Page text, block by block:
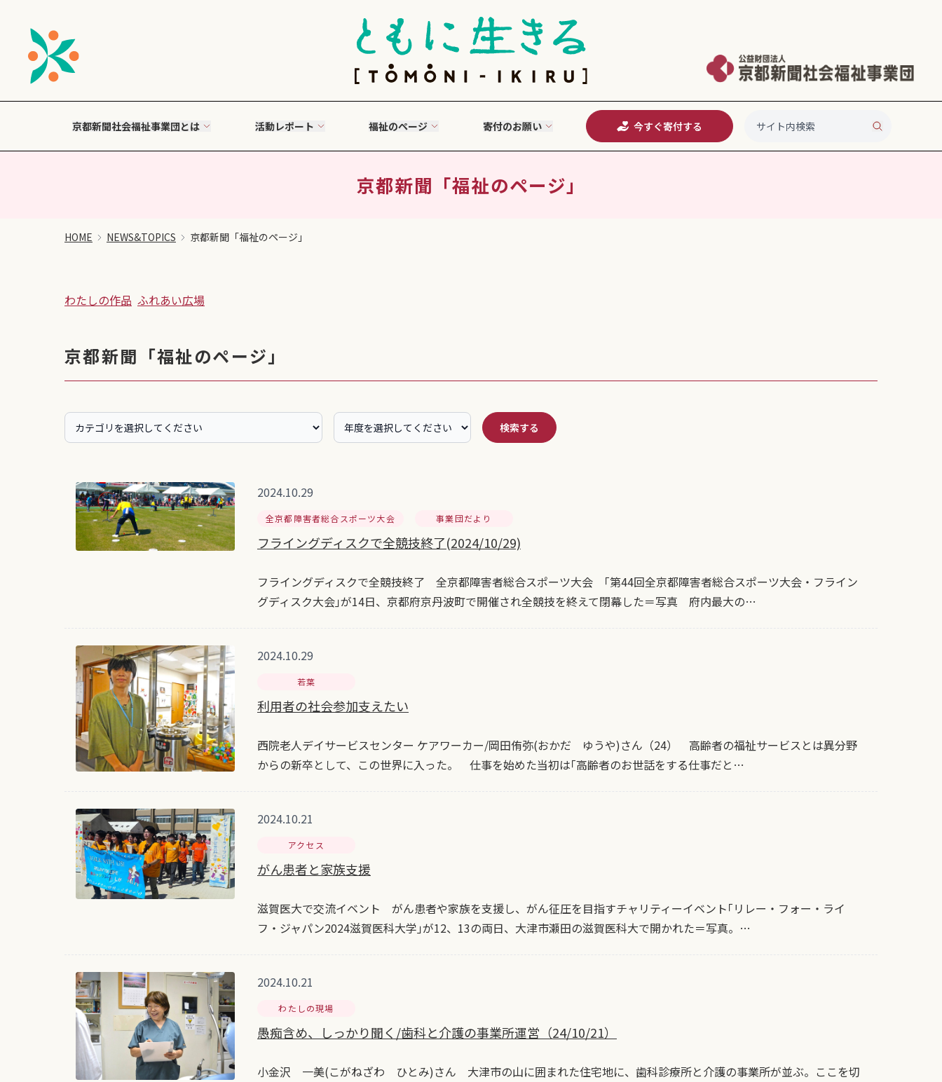
京都新聞社会福祉事業団とは 活動レポート 福祉のページ 寄付のお願い 今すぐ寄付する
京都新聞「福祉のページ」
HOME NEWS&TOPICS 京都新聞「福祉のページ」
わたしの作品 ふれあい広場
京都新聞「福祉のページ」
検索する
2024.10.29
全京都障害者総合スポーツ大会 事業団だより
フライングディスクで全競技終了(2024/10/29)
フライングディスクで全競技終了 全京都障害者総合スポーツ大会 ｢第44回全京都障害者総合スポーツ大会・フライン
グディスク大会｣が14日、京都府京丹波町で開催され全競技を終えて閉幕した＝写真 府内最大の…
2024.10.29
若葉
利用者の社会参加支えたい
西院老人デイサービスセンター ケアワーカー/岡田侑弥(おかだ ゆうや)さん（24） 高齢者の福祉サービスとは異分野
からの新卒として、この世界に入った。 仕事を始めた当初は｢高齢者のお世話をする仕事だと…
2024.10.21
アクセス
がん患者と家族支援
滋賀医大で交流イベント がん患者や家族を支援し、がん征圧を目指すチャリティーイベント｢リレー・フォー・ライ
フ・ジャパン2024滋賀医科大学｣が12、13の両日、大津市瀬田の滋賀医科大で開かれた＝写真。…
2024.10.21
わたしの現場
愚痴含め、しっかり聞く/歯科と介護の事業所運営（24/10/21）
小金沢 一美(こがねざわ ひとみ)さん 大津市の山に囲まれた住宅地に、歯科診療所と介護の事業所が並ぶ。ここを切